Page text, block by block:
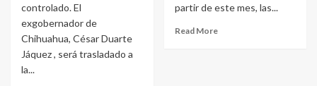
controlado. El
exgobernador de
Chihuahua, César Duarte
Jáquez , será trasladado a
la...
partir de este mes, las...
Read More